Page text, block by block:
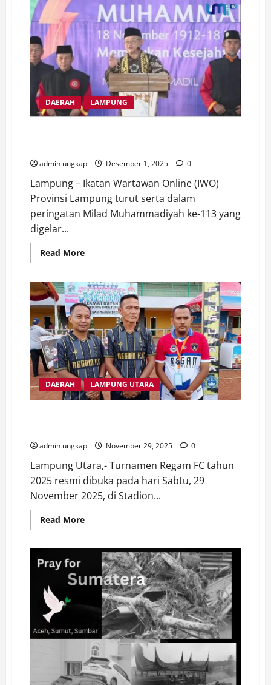
Tahun
2025
Picu
Gejolak
Nasional,
Aparatur
Desa
Tuntut
Pemerintah
Pusat
DAERAH LAMPUNG
admin ungkap Desember 1, 2025 0
Lampung – Ikatan Wartawan Online (IWO)
Provinsi Lampung turut serta dalam
peringatan Milad Muhammadiyah ke-113 yang
digelar...
Read MoreRead
more
IWO
Lampung
Edi
Arsadad
Beri
Dukungan
Media
di
Milad
Muhammadiyah
ke
113
DAERAH LAMPUNG UTARA
admin ungkap November 29, 2025 0
Lampung Utara,- Turnamen Regam FC tahun
2025 resmi dibuka pada hari Sabtu, 29
November 2025, di Stadion...
Read MoreRead
more
Regam
2025
Resmi
Dibuka,
Ketua
PSSI
Lampung
Utara
Beri
Dukungan
Penuh